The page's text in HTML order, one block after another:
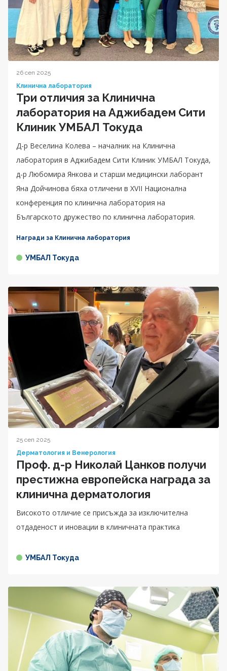
26 сеп 2025
Клинична лаборатория
Три отличия за Клинична
лаборатория на Аджибадем Сити
Клиник УМБАЛ Токуда
Д-р Веселина Колева – началник на Клинична
лаборатория в Аджибадем Сити Клиник УМБАЛ Токуда,
д-р Любомира Янкова и старши медицински лаборант
Яна Дойчинова бяха отличени в XVII Национална
конференция по клинична лаборатория на
Българското дружество по клинична лаборатория.
Награди за Клинична лаборатория
УМБАЛ Токуда
25 сеп 2025
Дерматология и Венерология
Проф. д-р Николай Цанков получи
престижна европейска награда за
клинична дерматология
Високото отличие се присъжда за изключителна
отдаденост и иновации в клиничната практика
УМБАЛ Токуда